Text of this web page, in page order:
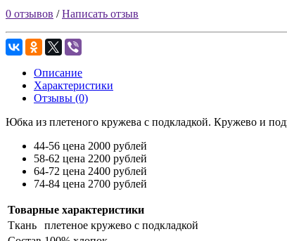
0 отзывов /Написать отзыв
Описание
Характеристики
Отзывы (0)
Юбка из плетеного кружева с подкладкой. Кружево и
44-56 цена 2000 рублей
58-62 цена 2200 рублей
64-72 цена 2400 рублей
74-84 цена 2700 рублей
Товарные характеристики
Ткань
плетеное кружево с подкладкой